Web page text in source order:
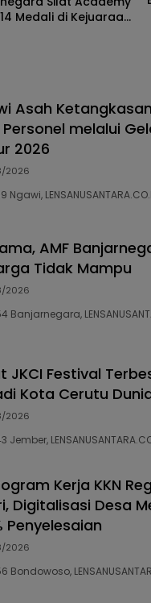
Medali di Kejuaraan
Asah
melalui
2026
2026
Ngawi,
AMF
Tidak Mampu
2026
Banjarnegara,
JKCI Festival
Kota Cerutu
2026
Jember,
Kerja KKN
Digitalisasi Desa
Penyelesaian
2026
Bondowoso,